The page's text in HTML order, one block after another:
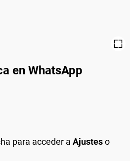
en WhatsApp
para acceder a Ajusteso